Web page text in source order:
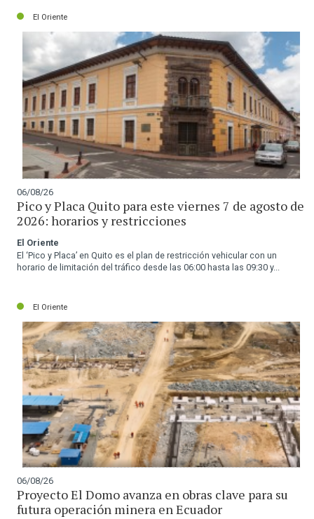
El Oriente
06/08/26
Pico y Placa Quito para este viernes 7 de agosto de
2026: horarios y restricciones
El Oriente
El ‘Pico y Placa’ en Quito es el plan de restricción vehicular con un
horario de limitación del tráfico desde las 06:00 hasta las 09:30 y...
El Oriente
06/08/26
Proyecto El Domo avanza en obras clave para su
futura operación minera en Ecuador